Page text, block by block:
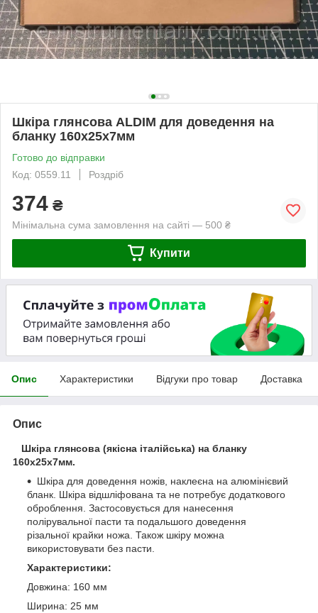
Шкіра глянсова ALDIM для доведення на
бланку 160х25х7мм
Готово до відправки
Код: 0559.11
Роздріб
374 ₴
Мінімальна сума замовлення на сайті — 500 ₴
Купити
Опис Характеристики Відгуки про товар Доставка
Опис
Шкіра глянсова (якісна італійська) на бланку
160х25х7мм.
Шкіра для доведення ножів, наклеєна на алюмінієвий
бланк. Шкіра відшліфована та не потребує додаткового
оброблення. Застосовується для нанесення
полірувальної пасти та подальшого доведення
різальної крайки ножа. Також шкіру можна
використовувати без пасти.
Характеристики:
Довжина: 160 мм
Ширина: 25 мм